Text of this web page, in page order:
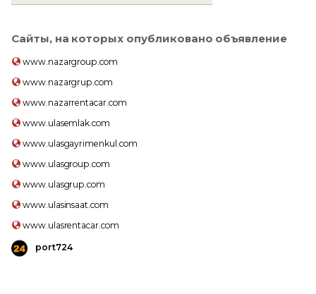
Сайты, на которых опубликовано объявление
www.nazargroup.com
www.nazargrup.com
www.nazarrentacar.com
www.ulasemlak.com
www.ulasgayrimenkul.com
www.ulasgroup.com
www.ulasgrup.com
www.ulasinsaat.com
www.ulasrentacar.com
port724